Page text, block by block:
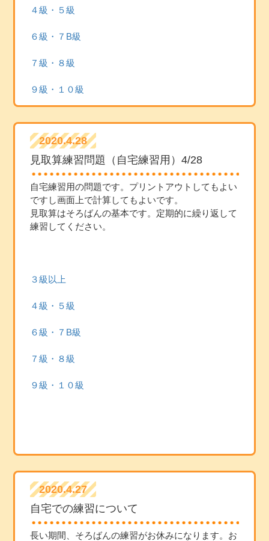
４級・５級
６級・７B級
７級・８級
９級・１０級
2020.4.28
見取算練習問題（自宅練習用）4/28
自宅練習用の問題です。プリントアウトしてもよい
ですし画面上で計算してもよいです。
見取算はそろばんの基本です。定期的に繰り返して
練習してください。
３級以上
４級・５級
６級・７B級
７級・８級
９級・１０級
2020.4.27
自宅での練習について
長い期間、そろばんの練習がお休みになります。お